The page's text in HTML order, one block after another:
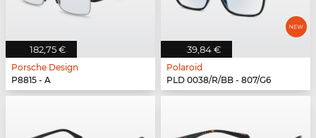
182,75 €
Porsche Design
P8815 - A
39,84 €
Polaroid
PLD 0038/R/BB - 807/G6